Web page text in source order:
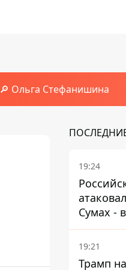
🔎 Ольга Стефанишина
19:24
Сумах -
охоту
19:21
Трамп